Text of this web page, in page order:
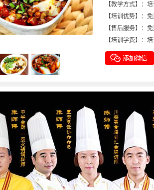
【教学方式】：
【培训优势】：
【售后服务】：
【培训学费】：